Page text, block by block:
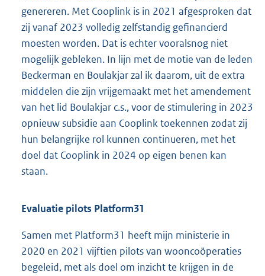
genereren. Met Cooplink is in 2021 afgesproken dat
zij vanaf 2023 volledig zelfstandig gefinancierd
moesten worden. Dat is echter vooralsnog niet
mogelijk gebleken. In lijn met de motie van de leden
Beckerman en Boulakjar zal ik daarom, uit de extra
middelen die zijn vrijgemaakt met het amendement
van het lid Boulakjar c.s., voor de stimulering in 2023
opnieuw subsidie aan Cooplink toekennen zodat zij
hun belangrijke rol kunnen continueren, met het
doel dat Cooplink in 2024 op eigen benen kan
staan.
Evaluatie pilots Platform31
Samen met Platform31 heeft mijn ministerie in
2020 en 2021 vijftien pilots van wooncoöperaties
begeleid, met als doel om inzicht te krijgen in de